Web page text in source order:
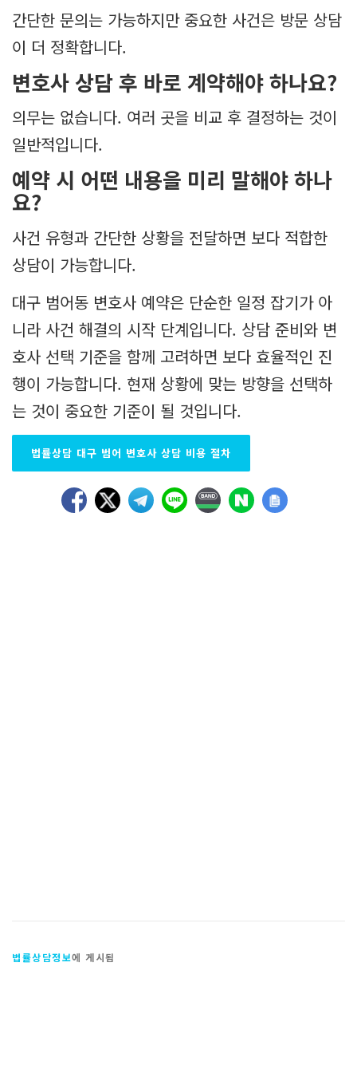
간단한 문의는 가능하지만 중요한 사건은 방문 상담
이 더 정확합니다.
변호사 상담 후 바로 계약해야 하나요?
의무는 없습니다. 여러 곳을 비교 후 결정하는 것이
일반적입니다.
예약 시 어떤 내용을 미리 말해야 하나
요?
사건 유형과 간단한 상황을 전달하면 보다 적합한
상담이 가능합니다.
대구 범어동 변호사 예약은 단순한 일정 잡기가 아
니라 사건 해결의 시작 단계입니다. 상담 준비와 변
호사 선택 기준을 함께 고려하면 보다 효율적인 진
행이 가능합니다. 현재 상황에 맞는 방향을 선택하
는 것이 중요한 기준이 될 것입니다.
법률상담 대구 범어 변호사 상담 비용 절차
법률상담정보에 게시됨